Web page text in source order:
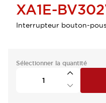
XA1E-
Interrupteur bouton-
Sélectionner la quantité